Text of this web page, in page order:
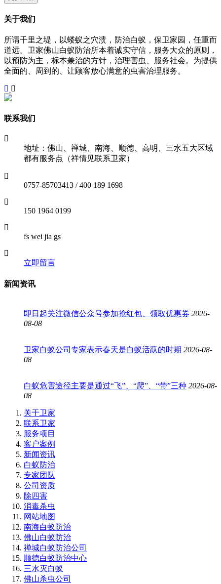
关于我们
所谓千里之堤，以蝼蚁之穴溃，防治白蚁，保卫家园，任重而
道远。卫家佛山白蚁防治所本着诚实守信，服务大众的原则，
以预防为主，标本兼治的方针，治理害虫、服务社会。为提供
全面的、周到的、让顾客放心满意的虫害治理服务。
联系我们
地址：佛山、禅城、南海、顺德、高明、三水五大区域
都有服务点（祥情见联系卫家）
0757-85703413 / 400 189 1698
150 1964 0199
fs wei jia gs
立即留言
新闻资讯
即日起关注微信公众号参加抢红包、领取优惠券 2026-
08-08
卫家白蚁公司专家表示春天是白蚁活跃的时期 2026-08-
08
白蚁危害途径主要是通过“飞”、“爬”、“带”三种 2026-08-
08
关于卫家
联系卫家
服务项目
客户案例
新闻资讯
白蚁防治
专家团队
公司资质
除四害
消毒杀虫
网站地图
南海白蚁防治
佛山白蚁防治
禅城白蚁防治公司
顺德白蚁防治中心
三水灭白蚁
佛山杀虫公司